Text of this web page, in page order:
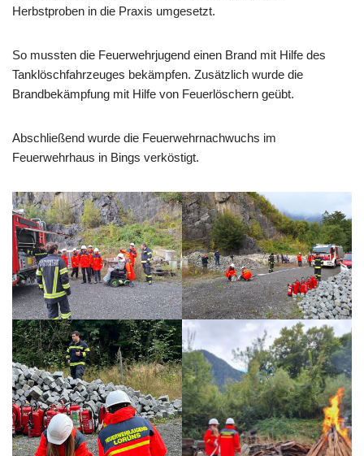
Herbstproben in die Praxis umgesetzt.
So mussten die Feuerwehrjugend einen Brand mit Hilfe des
Tanklöschfahrzeuges bekämpfen. Zusätzlich wurde die
Brandbekämpfung mit Hilfe von Feuerlöschern geübt.
Abschließend wurde die Feuerwehrnachwuchs im
Feuerwehrhaus in Bings verköstigt.